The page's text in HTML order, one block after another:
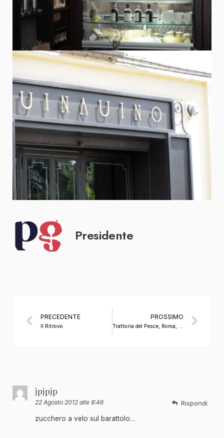
Presidente
PRECEDENTE
Il Ritrovo
PROSSIMO
Trattoria del Pesce, Roma, di Giovanni Gagliardi
jpjpjp
22 Agosto 2012 alle 8:46
zucchero a velo sul barattolo…
Rispondi